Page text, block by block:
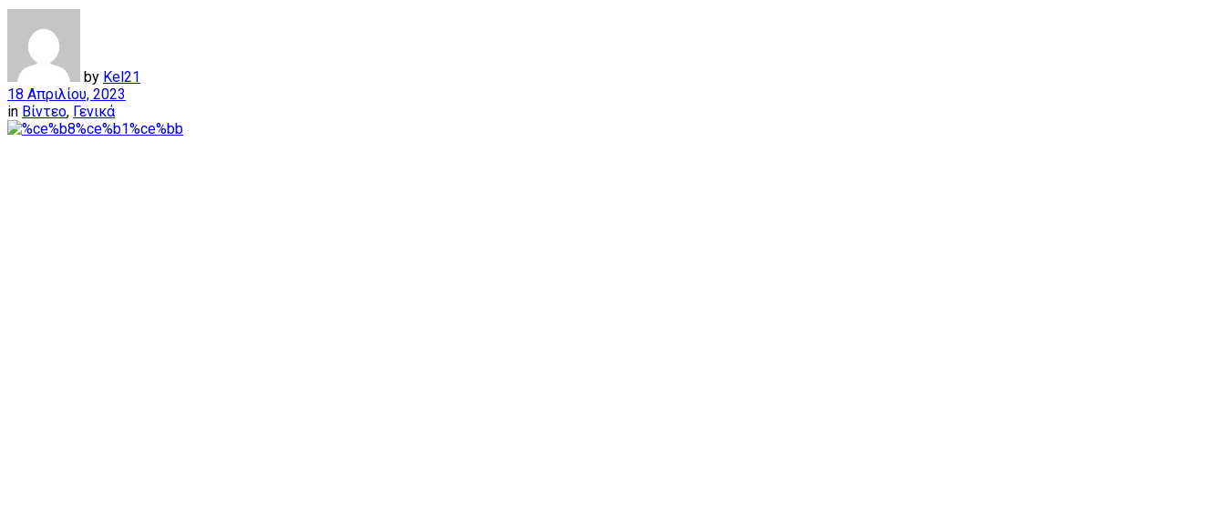
by Kel21
18 Απριλίου, 2023
in Βίντεο, Γενικά